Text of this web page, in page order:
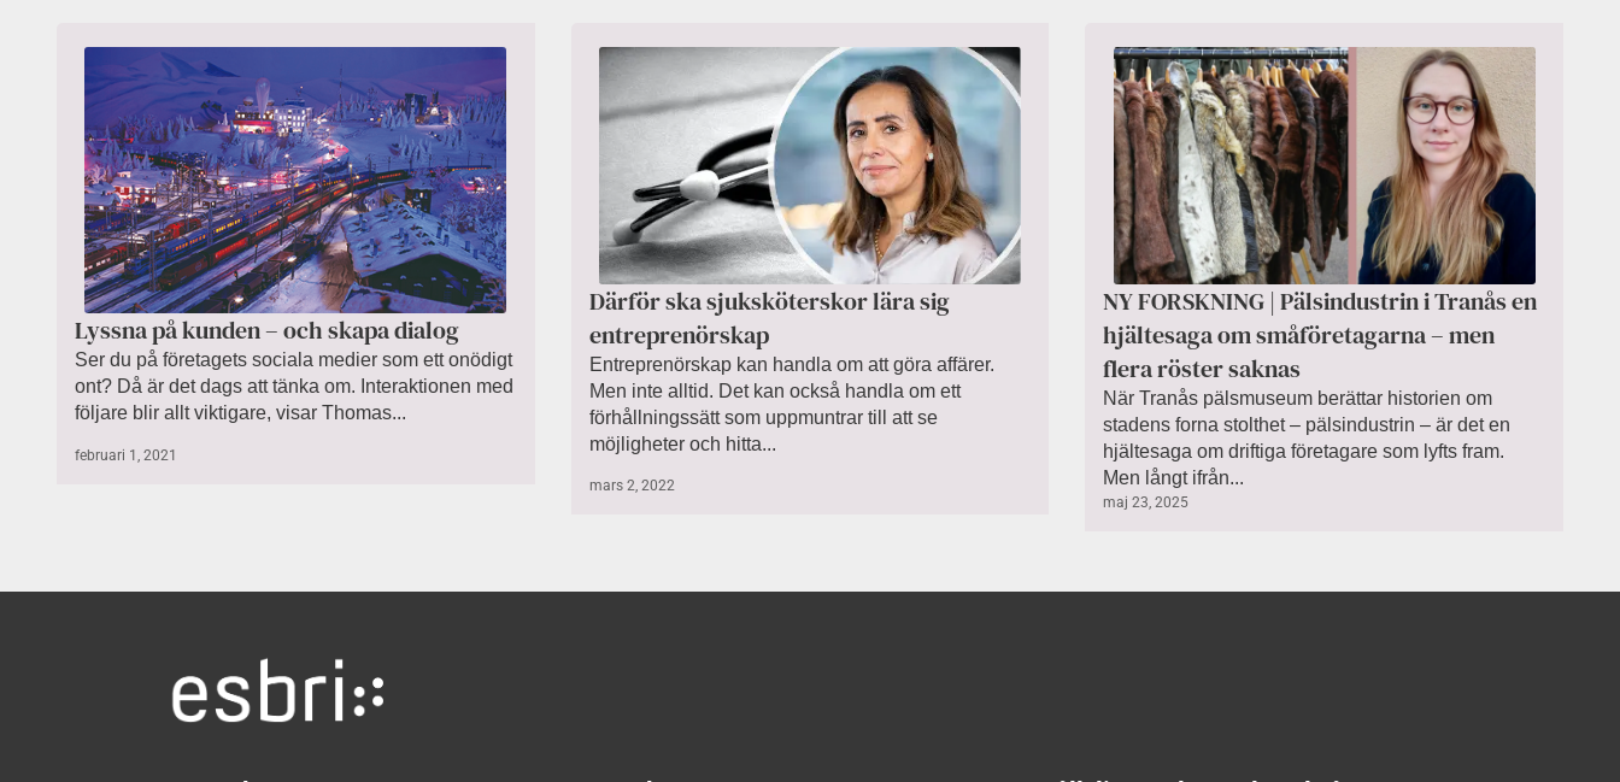
Lyssna på kunden – och skapa dialog
Ser du på företagets sociala medier som ett onödigt
ont? Då är det dags att tänka om. Interaktionen med
följare blir allt viktigare, visar Thomas...
februari 1, 2021
Därför ska sjuksköterskor lära sig
entreprenörskap
Entreprenörskap kan handla om att göra affärer.
Men inte alltid. Det kan också handla om ett
förhållningssätt som uppmuntrar till att se
möjligheter och hitta...
mars 2, 2022
NY FORSKNING | Pälsindustrin i Tranås en
hjältesaga om småföretagarna – men
flera röster saknas
När Tranås pälsmuseum berättar historien om
stadens forna stolthet – pälsindustrin – är det en
hjältesaga om driftiga företagare som lyfts fram.
Men långt ifrån...
maj 23, 2025